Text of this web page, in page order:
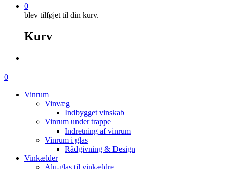
0
blev tilføjet til din kurv.
Kurv
0
Vinrum
Vinvæg
Indbygget vinskab
Vinrum under trappe
Indretning af vinrum
Vinrum i glas
Rådgivning & Design
Vinkælder
Alu-glas til vinkældre